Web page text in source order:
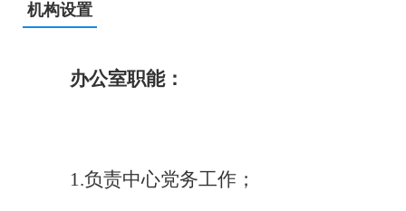
机构设置
办公室职能：
1.负责中心党务工作；